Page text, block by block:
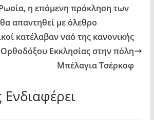
η επόμενη πρόκληση των
απαντηθεί με όλεθρο
κατέλαβαν ναό της κανονικής
Εκκλησίας στην πόλη
Μπέλαγια Τσέρκοφ